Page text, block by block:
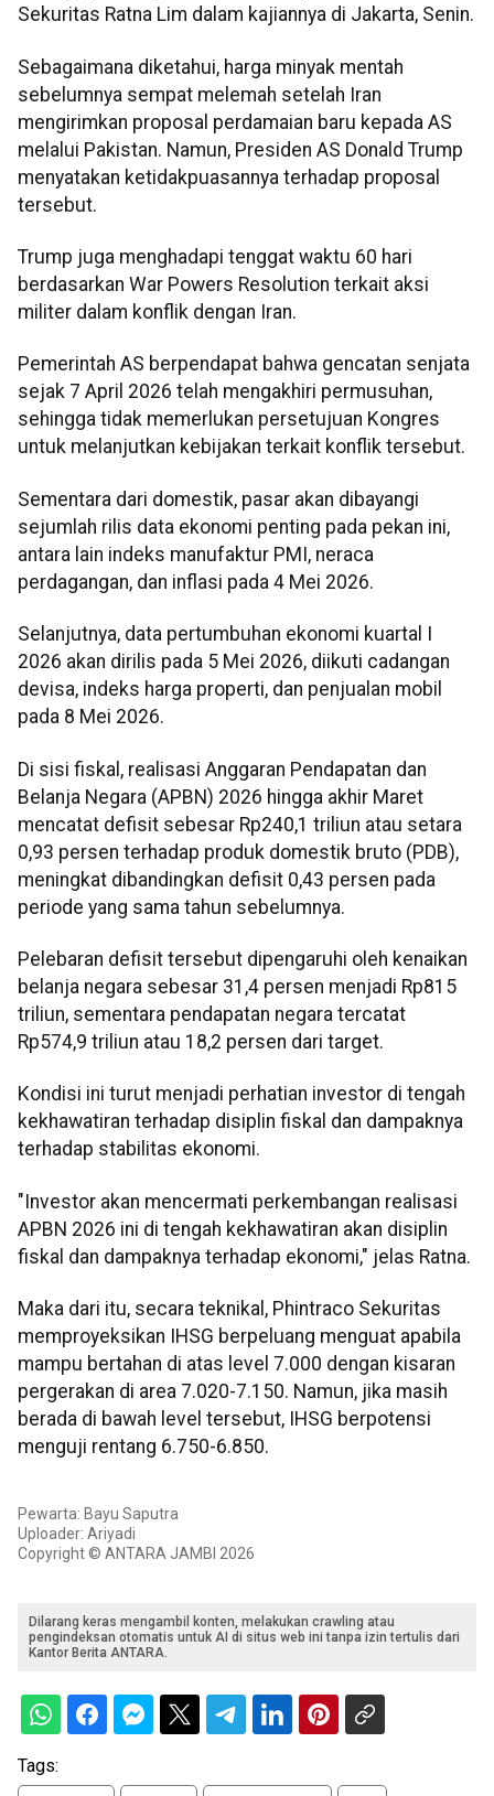
Sekuritas Ratna Lim dalam kajiannya di Jakarta, Senin.
Sebagaimana diketahui, harga minyak mentah
sebelumnya sempat melemah setelah Iran
mengirimkan proposal perdamaian baru kepada AS
melalui Pakistan. Namun, Presiden AS Donald Trump
menyatakan ketidakpuasannya terhadap proposal
tersebut.
Trump juga menghadapi tenggat waktu 60 hari
berdasarkan War Powers Resolution terkait aksi
militer dalam konflik dengan Iran.
Pemerintah AS berpendapat bahwa gencatan senjata
sejak 7 April 2026 telah mengakhiri permusuhan,
sehingga tidak memerlukan persetujuan Kongres
untuk melanjutkan kebijakan terkait konflik tersebut.
Sementara dari domestik, pasar akan dibayangi
sejumlah rilis data ekonomi penting pada pekan ini,
antara lain indeks manufaktur PMI, neraca
perdagangan, dan inflasi pada 4 Mei 2026.
Selanjutnya, data pertumbuhan ekonomi kuartal I
2026 akan dirilis pada 5 Mei 2026, diikuti cadangan
devisa, indeks harga properti, dan penjualan mobil
pada 8 Mei 2026.
Di sisi fiskal, realisasi Anggaran Pendapatan dan
Belanja Negara (APBN) 2026 hingga akhir Maret
mencatat defisit sebesar Rp240,1 triliun atau setara
0,93 persen terhadap produk domestik bruto (PDB),
meningkat dibandingkan defisit 0,43 persen pada
periode yang sama tahun sebelumnya.
Pelebaran defisit tersebut dipengaruhi oleh kenaikan
belanja negara sebesar 31,4 persen menjadi Rp815
triliun, sementara pendapatan negara tercatat
Rp574,9 triliun atau 18,2 persen dari target.
Kondisi ini turut menjadi perhatian investor di tengah
kekhawatiran terhadap disiplin fiskal dan dampaknya
terhadap stabilitas ekonomi.
"Investor akan mencermati perkembangan realisasi
APBN 2026 ini di tengah kekhawatiran akan disiplin
fiskal dan dampaknya terhadap ekonomi," jelas Ratna.
Maka dari itu, secara teknikal, Phintraco Sekuritas
memproyeksikan IHSG berpeluang menguat apabila
mampu bertahan di atas level 7.000 dengan kisaran
pergerakan di area 7.020-7.150. Namun, jika masih
berada di bawah level tersebut, IHSG berpotensi
menguji rentang 6.750-6.850.
Pewarta: Bayu Saputra
Uploader: Ariyadi
Copyright © ANTARA JAMBI 2026
Dilarang keras mengambil konten, melakukan crawling atau
pengindeksan otomatis untuk AI di situs web ini tanpa izin tertulis dari
Kantor Berita ANTARA.
Tags: